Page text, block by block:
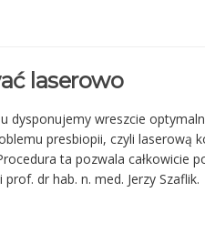
laserowo
dysponujemy wreszcie
presbiopii, czyli laserową
ta pozwala całkowicie
dr hab. n. med. Jerzy Szaflik.